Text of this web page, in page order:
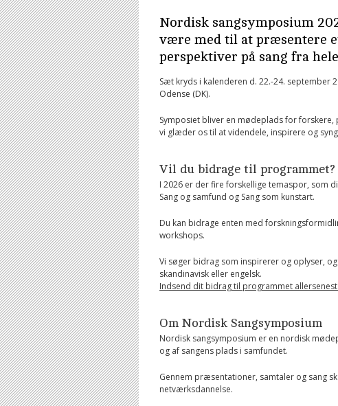
Nordisk sangsymposium
være med til at præsentere
perspektiver på sang fra
Sæt kryds i kalenderen d. 22.-24. september
Odense (DK).
Symposiet bliver en mødeplads for
vi glæder os til at videndele, inspirere og
Vil du bidrage til programmet?
I 2026 er der fire forskellige temaspor, som
Sang og samfund og Sang som kunstart.
Du kan bidrage enten med
workshops.
Vi søger bidrag som inspirerer og oplyser,
skandinavisk eller engelsk.
Indsend dit bidrag til programmet
Om Nordisk Sangsymposium
Nordisk sangsymposium er en nordisk
og af sangens plads i samfundet.
Gennem præsentationer, samtaler og sang
netværksdannelse.